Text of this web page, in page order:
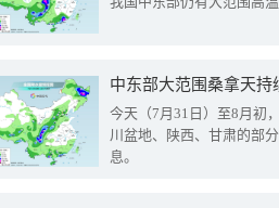
中东部大范围桑拿天
今天（7月31日）至8月初
川盆地、陕西、甘肃的部
息。